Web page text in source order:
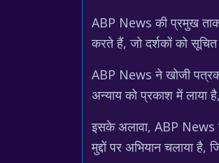
ABP News की प्रमुख
करते हैं, जो दर्शकों को
ABP News ने खोजी
अन्याय को प्रकाश में लाया
इसके अलावा, ABP News ने
मुद्दों पर अभियान चलाया